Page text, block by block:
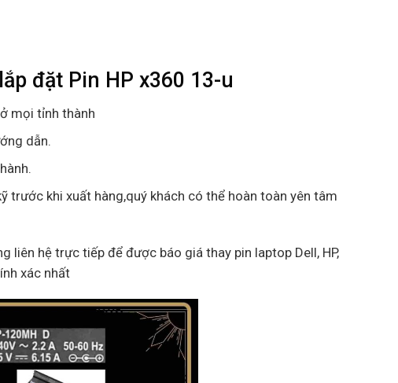
đặt Pin HP x360 13-u
mọi tỉnh thành
dẫn.
trước khi xuất hàng,quý khách có thể hoàn toàn yên tâm
liên hệ trực tiếp để được báo giá thay pin laptop Dell, HP,
xác nhất